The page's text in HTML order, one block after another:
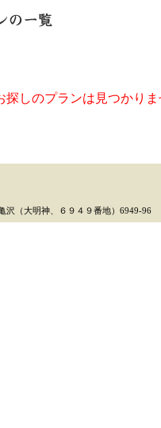
探しのプランは見つかり
沢（大明神、６９４９番地）6949-96